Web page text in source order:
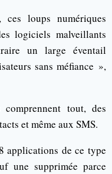
ces loups numériques
logiciels malveillants
un large éventail
sans méfiance »,
comprennent tout, des
et même aux SMS.
applications de ce type
une supprimée parce